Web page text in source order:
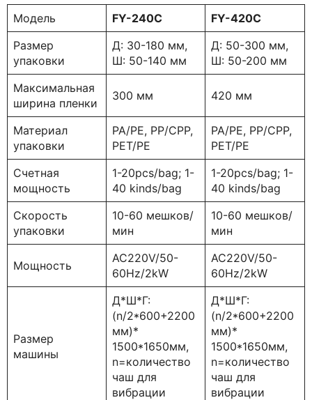
Модель FY-240C
FY-420C
Размер
упаковки
Д: 30-180 мм,
Ш: 50-140 мм
Д: 50-300 мм,
Ш: 50-200 мм
Максимальная
ширина пленки
300 мм 420 мм
Материал
упаковки
PA/PE, PP/CPP,
PET/PE
PA/PE, PP/CPP,
PET/PE
Счетная
мощность
1-20pcs/bag; 1-
40 kinds/bag
1-20pcs/bag; 1-
40 kinds/bag
Скорость
упаковки
10-60 мешков/
мин
10-60 мешков/
мин
Мощность
AC220V/50-
60Hz/2kW
AC220V/50-
60Hz/2kW
Размер
машины
Д*Ш*Г:
(n/2*600+2200
мм)*
1500*1650мм,
n=количество
чаш для
вибрации
Д*Ш*Г:
(n/2*600+2200
мм)*
1500*1650мм,
n=количество
чаш для
вибрации